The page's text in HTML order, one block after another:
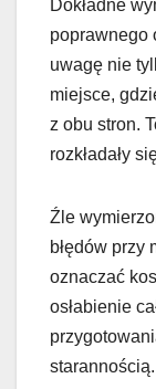
Dokładne
poprawnego
uwagę nie
miejsce,
z obu stron.
rozkładały
Źle
błędów przy
oznaczać
osłabienie
starannością.